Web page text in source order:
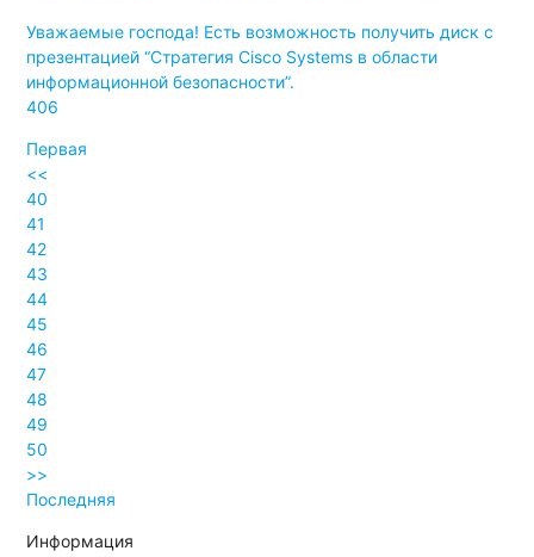
Уважаемые господа! Есть возможность получить диск с
презентацией “Стратегия Cisco Systems в области
информационной безопасности”.
406
Первая
<<
40
41
42
43
44
45
46
47
48
49
50
>>
Последняя
Информация